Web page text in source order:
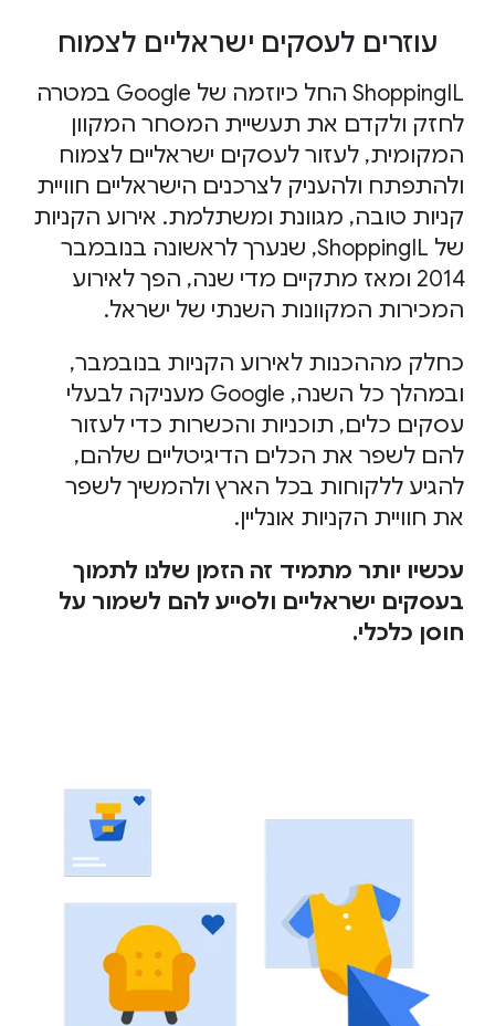
עוזרים לעסקים ישראליים לצמוח
ShoppingIL החל כיוזמה של Google במטרה
לחזק ולקדם את תעשיית המסחר המקוון
המקומית, לעזור לעסקים ישראליים לצמוח
ולהתפתח ולהעניק לצרכנים הישראליים חוויית
קניות טובה, מגוונת ומשתלמת. אירוע הקניות
של ShoppingIL, שנערך לראשונה בנובמבר
2014 ומאז מתקיים מדי שנה, הפך לאירוע
המכירות המקוונות השנתי של ישראל.
כחלק מההכנות לאירוע הקניות בנובמבר,
ובמהלך כל השנה, Google מעניקה לבעלי
עסקים כלים, תוכניות והכשרות כדי לעזור
להם לשפר את הכלים הדיגיטליים שלהם,
להגיע ללקוחות בכל הארץ ולהמשיך לשפר
את חוויית הקניות אונליין.
עכשיו יותר מתמיד זה הזמן שלנו לתמוך
בעסקים ישראליים ולסייע להם לשמור על
חוסן כלכלי.